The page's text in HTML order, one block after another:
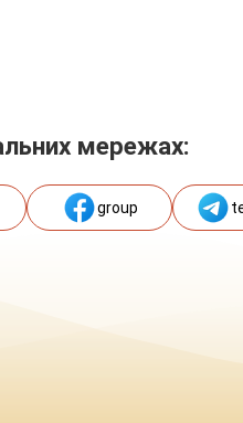
мережах:
group